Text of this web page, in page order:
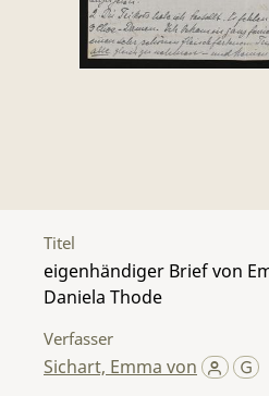
Titel
eigenhändiger Brief von
Daniela Thode
Verfasser
Sichart, Emma von